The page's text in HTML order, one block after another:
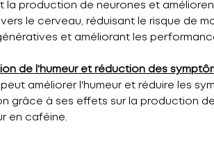
la production de neurones et
le cerveau, réduisant le risque de
et améliorant les
de l'humeur et réduction des
améliorer l'humeur et réduire les
grâce à ses effets sur la production
en caféine.